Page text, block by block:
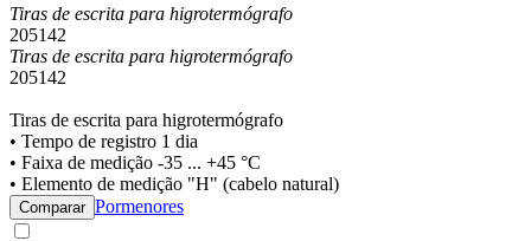
Tiras de escrita para higrotermógrafo
205142
Tiras de escrita para higrotermógrafo
205142
Tiras de escrita para higrotermógrafo
• Tempo de registro 1 dia
• Faixa de medição -35 ... +45 °C
• Elemento de medição "H" (cabelo natural)
Comparar Pormenores